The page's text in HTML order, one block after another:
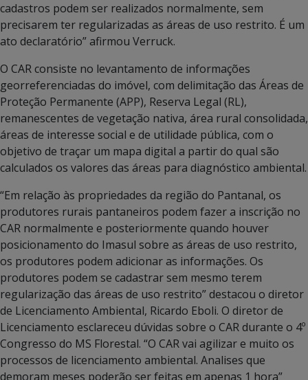
cadastros podem ser realizados normalmente, sem
precisarem ter regularizadas as áreas de uso restrito. É um
ato declaratório” afirmou Verruck.
O CAR consiste no levantamento de informações
georreferenciadas do imóvel, com delimitação das Áreas de
Proteção Permanente (APP), Reserva Legal (RL),
remanescentes de vegetação nativa, área rural consolidada,
áreas de interesse social e de utilidade pública, com o
objetivo de traçar um mapa digital a partir do qual são
calculados os valores das áreas para diagnóstico ambiental.
“Em relação às propriedades da região do Pantanal, os
produtores rurais pantaneiros podem fazer a inscrição no
CAR normalmente e posteriormente quando houver
posicionamento do Imasul sobre as áreas de uso restrito,
os produtores podem adicionar as informações. Os
produtores podem se cadastrar sem mesmo terem
regularização das áreas de uso restrito” destacou o diretor
de Licenciamento Ambiental, Ricardo Eboli. O diretor de
Licenciamento esclareceu dúvidas sobre o CAR durante o 4º
Congresso do MS Florestal. “O CAR vai agilizar e muito os
processos de licenciamento ambiental. Analises que
demoram meses poderão ser feitas em apenas 1 hora”